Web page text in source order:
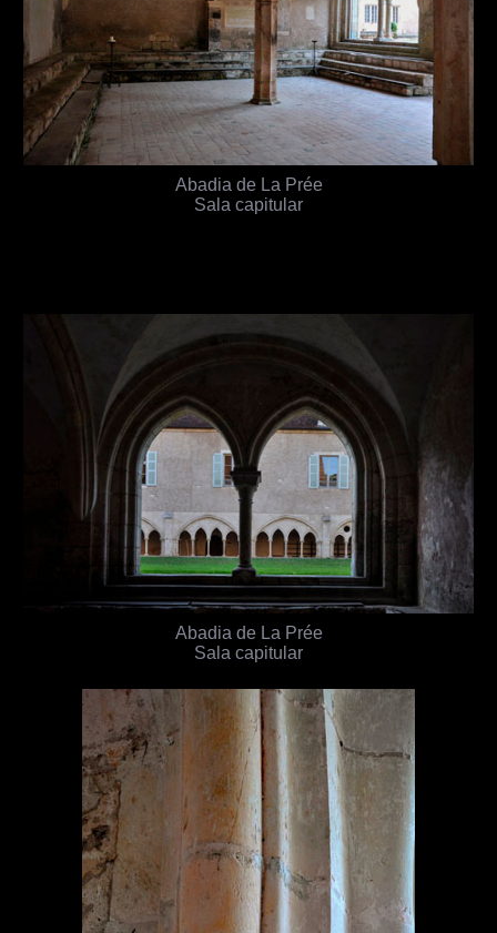
Abadia de La Prée
Sala capitular
Abadia de La Prée
Sala capitular